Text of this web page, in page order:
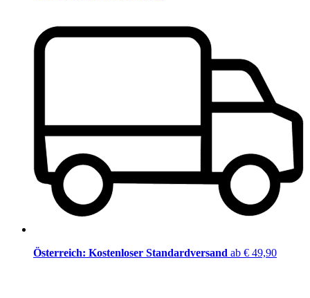
Österreich: Kostenloser Standardversand ab € 49,90